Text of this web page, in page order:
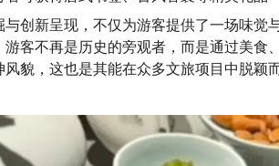
创新呈现，不仅为游客提供了一场味觉
客不再是历史的旁观者，而是通过美食
貌，这也是其能在众多文旅项目中脱颖